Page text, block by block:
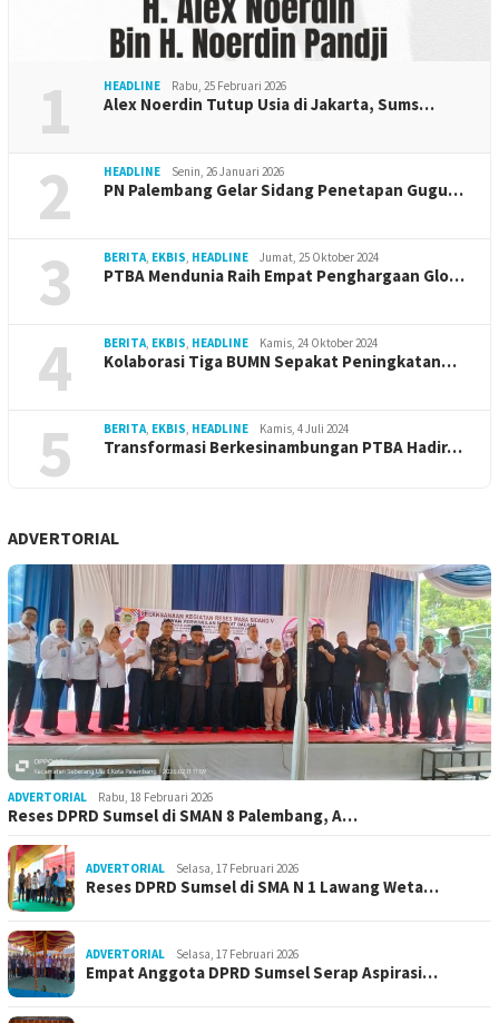
1 HEADLINE Rabu, 25 Februari 2026
Alex Noerdin Tutup Usia di Jakarta, Sums…
2 HEADLINE Senin, 26 Januari 2026
PN Palembang Gelar Sidang Penetapan Gugu…
3 BERITA, EKBIS, HEADLINE Jumat, 25 Oktober 2024
PTBA Mendunia Raih Empat Penghargaan Glo…
4 BERITA, EKBIS, HEADLINE Kamis, 24 Oktober 2024
Kolaborasi Tiga BUMN Sepakat Peningkatan…
5 BERITA, EKBIS, HEADLINE Kamis, 4 Juli 2024
Transformasi Berkesinambungan PTBA Hadir…
ADVERTORIAL
ADVERTORIAL Rabu, 18 Februari 2026
Reses DPRD Sumsel di SMAN 8 Palembang, A…
ADVERTORIAL Selasa, 17 Februari 2026
Reses DPRD Sumsel di SMA N 1 Lawang Weta…
ADVERTORIAL Selasa, 17 Februari 2026
Empat Anggota DPRD Sumsel Serap Aspirasi…